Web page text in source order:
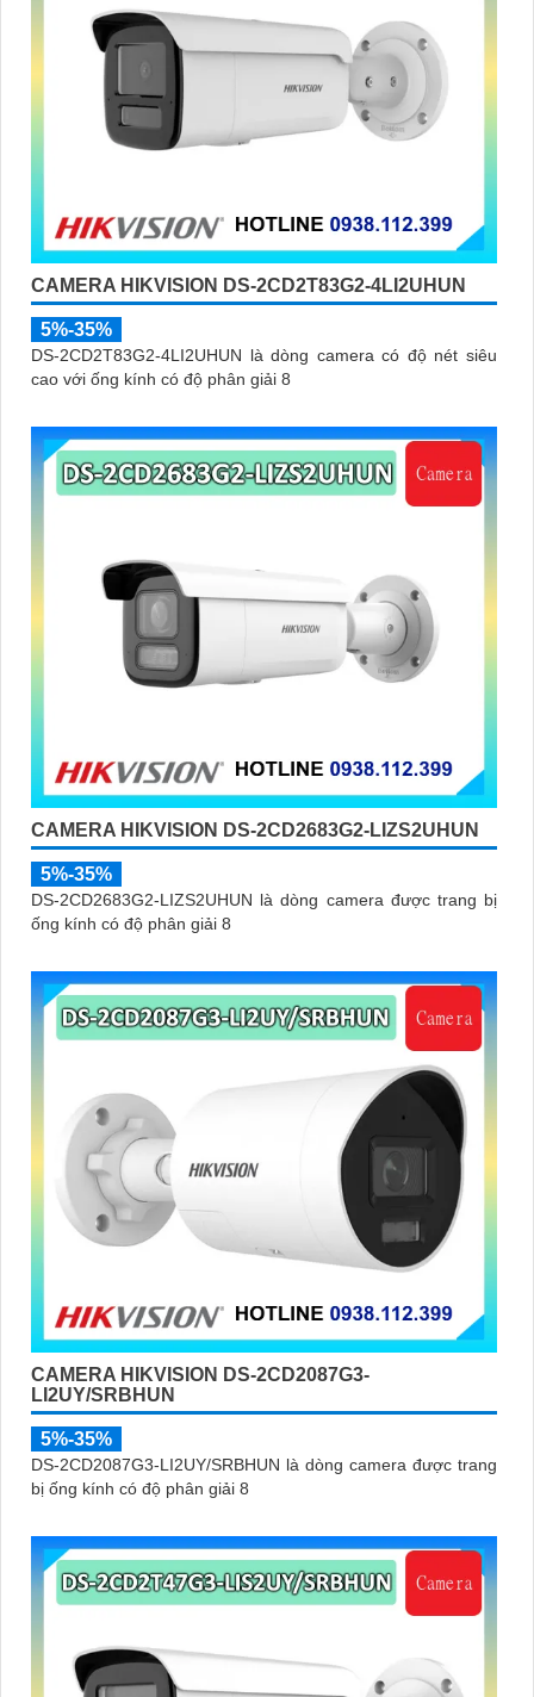
CAMERA HIKVISION DS-2CD2T83G2-4LI2UHUN
5%-35%
DS-2CD2T83G2-4LI2UHUN là dòng camera có độ nét siêu
cao với ống kính có độ phân giải 8
CAMERA HIKVISION DS-2CD2683G2-LIZS2UHUN
5%-35%
DS-2CD2683G2-LIZS2UHUN là dòng camera được trang bị
ống kính có độ phân giải 8
CAMERA HIKVISION DS-2CD2087G3-
LI2UY/SRBHUN
5%-35%
DS-2CD2087G3-LI2UY/SRBHUN là dòng camera được trang
bị ống kính có độ phân giải 8